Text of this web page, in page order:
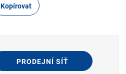
Kopírovat
PRODEJNÍ SÍŤ